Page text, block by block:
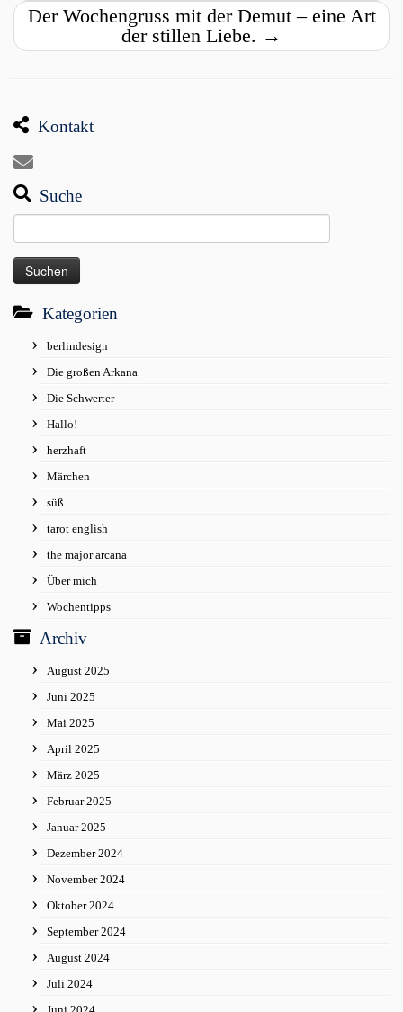
Der Wochengruss mit der Demut – eine Art
der stillen Liebe. →
Kontakt
Suche
nach:
Kategorien
berlindesign
Die großen Arkana
Die Schwerter
Hallo!
herzhaft
Märchen
süß
tarot english
the major arcana
Über mich
Wochentipps
Archiv
August 2025
Juni 2025
Mai 2025
April 2025
März 2025
Februar 2025
Januar 2025
Dezember 2024
November 2024
Oktober 2024
September 2024
August 2024
Juli 2024